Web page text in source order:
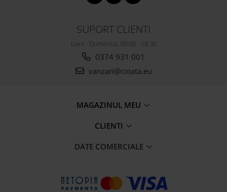
SUPORT CLIENTI
Luni - Duminica, 09:00 - 18:30
0374 931 001
vanzari@cioata.eu
MAGAZINUL MEU
CLIENTI
DATE COMERCIALE